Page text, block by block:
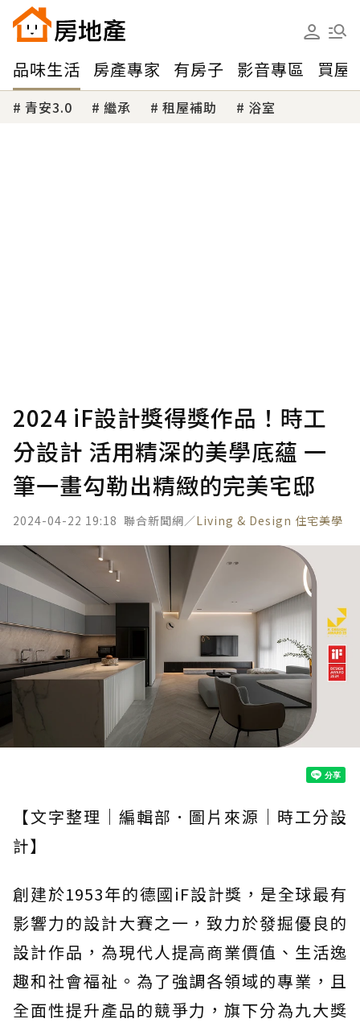
品味生活 房產專家 有房子 影音專區 買屋
青安3.0 繼承 租屋補助 浴室
2024 iF設計獎得獎作品！時工
分設計 活用精深的美學底蘊 一
筆一畫勾勒出精緻的完美宅邸
2024-04-22 19:18 聯合新聞網／Living & Design 住宅美學
【文字整理｜編輯部．圖片來源｜時工分設
計】
創建於1953年的德國iF設計獎，是全球最有
影響力的設計大賽之一，致力於發掘優良的
設計作品，為現代人提高商業價值、生活逸
趣和社會福祉。為了強調各領域的專業，且
全面性提升產品的競爭力，旗下分為九大獎